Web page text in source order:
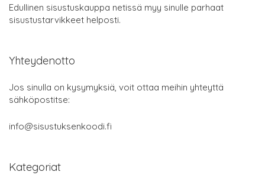
Edullinen sisustuskauppa netissä myy sinulle parhaat
sisustustarvikkeet helposti.
Yhteydenotto
Jos sinulla on kysymyksiä, voit ottaa meihin yhteyttä
sähköpostitse:
info@sisustuksenkoodi.fi
Kategoriat